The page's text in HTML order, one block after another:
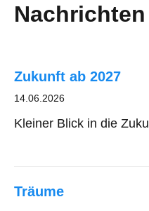
Nachrichten
Zukunft ab 2027
14.06.2026
Kleiner Blick in die
Träume